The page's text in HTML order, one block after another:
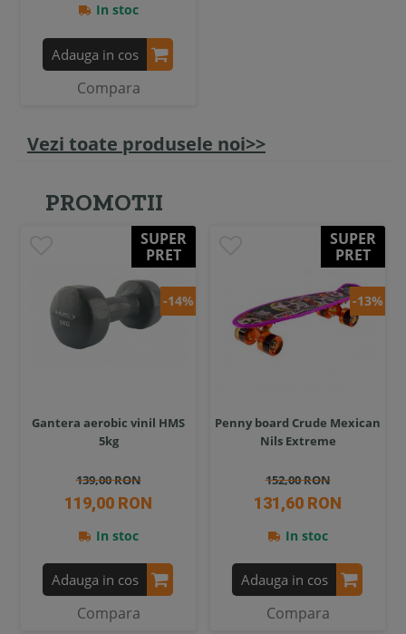
In stoc
Adauga in cos
Compara
Vezi toate produsele noi>>
PROMOTII
SUPER
PRET
-14%
Gantera aerobic vinil HMS
5kg
139,00 RON
119,00 RON
In stoc
Adauga in cos
Compara
SUPER
PRET
-13%
Penny board Crude Mexican
Nils Extreme
152,00 RON
131,60 RON
In stoc
Adauga in cos
Compara